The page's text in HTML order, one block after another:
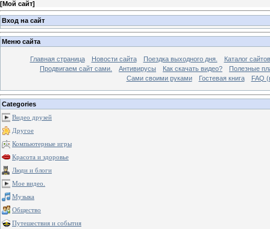
[Мой сайт]
Вход на сайт
Меню сайта
Главная страница Новости сайта Поездка выходного дня.
Каталог сайтов
Продвигаем сайт сами.
Антивирусы Как скачать видео?
Полезные
Сами своими руками
Гостевая книга FAQ
Categories
Видео друзей
Другое
Компьютерные игры
Красота и здоровье
Люди и блоги
Мое видео.
Музыка
Общество
Путешествия и события